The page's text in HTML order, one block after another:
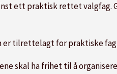
ett praktisk rettet valgfag.
er tilrettelagt for praktiske
skal ha frihet til å